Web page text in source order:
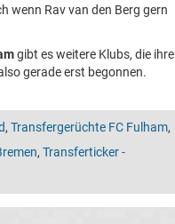
wenn Rav van den Berg gern
gibt es weitere Klubs, die ihre
gerade erst begonnen.
, Transfergerüchte FC Fulham,
, Transferticker -